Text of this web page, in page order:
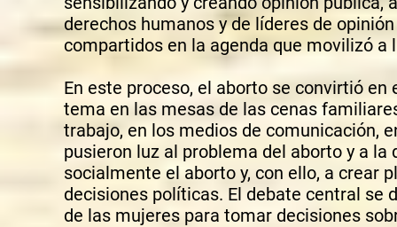
derechos humanos y de líderes de
compartidos en la agenda que movilizó a
En este proceso, el aborto se convirtió
tema en las mesas de las cenas
trabajo, en los medios de comunicación,
pusieron luz al problema del aborto y a
socialmente el aborto y, con ello, a crear
decisiones políticas. El debate central se
de las mujeres para tomar decisiones